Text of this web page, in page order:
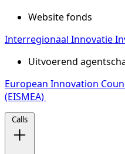
Website fonds
Interregionaal Innovatie
Uitvoerend
European Innovation
(EISMEA)
Calls